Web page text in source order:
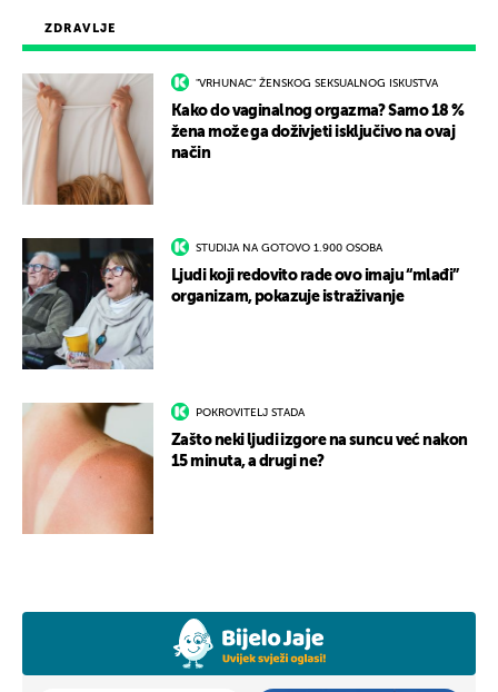
ZDRAVLJE
"VRHUNAC" ŽENSKOG SEKSUALNOG ISKUSTVA
Kako do vaginalnog orgazma? Samo 18 %
žena može ga doživjeti isključivo na ovaj
način
STUDIJA NA GOTOVO 1.900 OSOBA
Ljudi koji redovito rade ovo imaju “mlađi”
organizam, pokazuje istraživanje
POKROVITELJ STADA
Zašto neki ljudi izgore na suncu već nakon
15 minuta, a drugi ne?